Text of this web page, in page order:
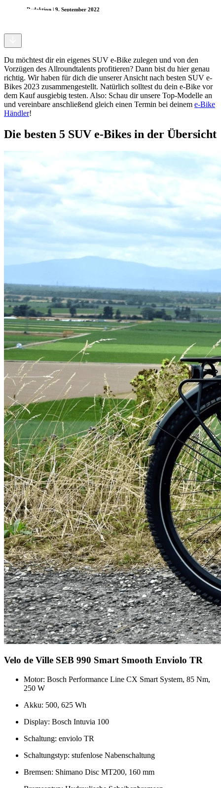
e-motion Redaktion | 9. September 2022
Du möchtest dir ein eigenes SUV e-Bike zulegen und von den
Vorzügen des Allroundtalents profitieren? Dann bist du hier genau
richtig. Wir haben für dich die unserer Ansicht nach besten SUV e-
Bikes 2023 zusammengestellt. Natürlich solltest du dein e-Bike vor
dem Kauf ausgiebig testen. Also: Schau dir unsere Top-Modelle an
und vereinbare anschließend gleich einen Termin bei deinem e-Bike
Händler!
Die besten 5 SUV e-Bikes in der Übersicht
Velo de Ville SEB 990 Smart Smooth Enviolo TR
Motor: Bosch Performance Line CX Smart System, 85 Nm,
250 W
Akku: 500, 625 Wh
Display: Bosch Intuvia 100
Schaltung: enviolo TR
Schaltungstyp: stufenlose Nabenschaltung
Bremsen: Shimano Disc MT200, 160 mm